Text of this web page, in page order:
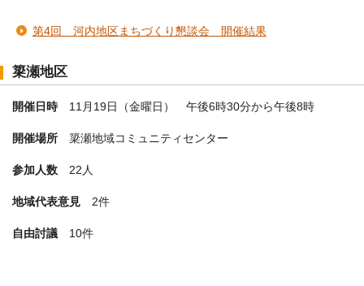
第4回 河内地区まちづくり懇談会 開催結果
簗瀬地区
開催日時11月19日（金曜日） 午後6時30分から午後8時
開催場所 簗瀬地域コミュニティセンター
参加人数 22人
地域代表意見 2件
自由討議 10件